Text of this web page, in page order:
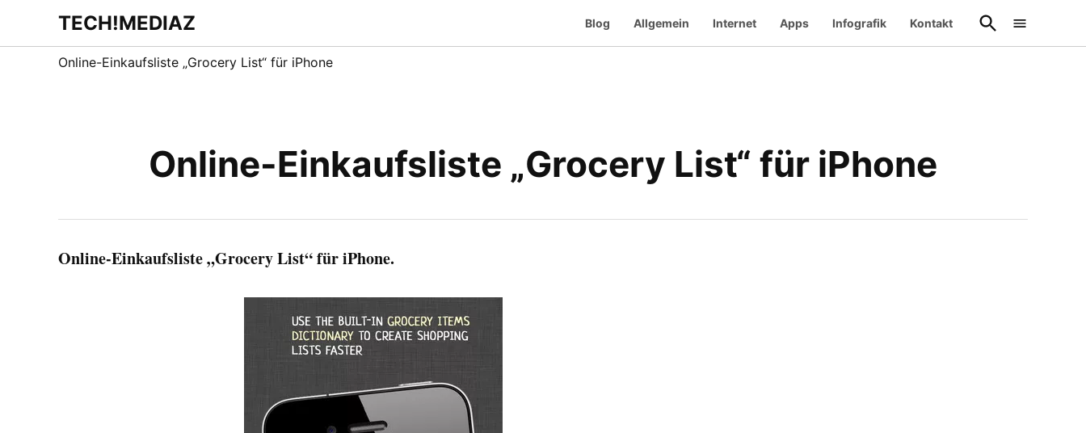
TECH!MEDIAZ
Dein Internet &
Technologie
Blog
Blog Allgemein Internet Apps Infografik Kontakt
Suche
öffnen
Online-Einkaufsliste „Grocery List“ für iPhone
Online-Einkaufsliste „Grocery List“ für iPhone
Online-Einkaufsliste „Grocery List“ für iPhone.